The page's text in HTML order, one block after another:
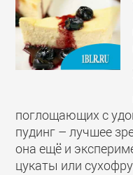
поглощающих с
пудинг – лучшее
она ещё и
цукаты или